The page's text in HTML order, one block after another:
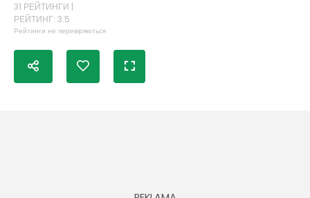
31 РЕЙТИНГИ |
РЕЙТИНГ: 3.5
Рейтинги не перевіряються